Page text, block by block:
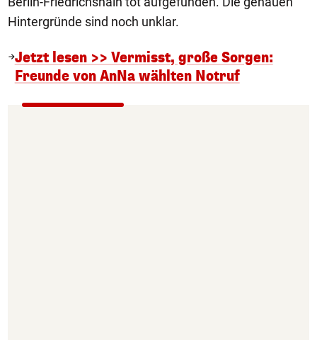
Hintergründe sind noch unklar.
Jetzt lesen >> Vermisst, große Sorgen:
Freunde von AnNa wählten Notruf